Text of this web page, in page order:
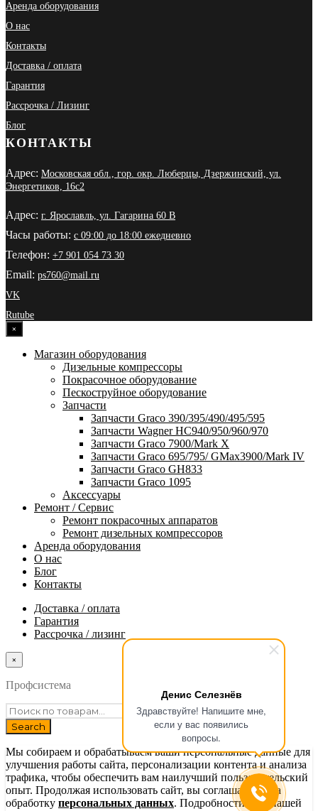
Денис Селезнёв
Здравствуйте! Напишите мне,
если у вас появились
вопросы.
Аренда оборудования
О нас
Контакты
Доставка / оплата
Гарантия
Рассрочка / Лизинг
Блог
КОНТАКТЫ
Адрес: Московская обл., гор. окр. Люберцы, Дзержинский, ул.
Энергетиков, 16с2
Адрес: г. Ярославль, ул. Гагарина 60 В
Часы работы: с 09:00 до 18:00 ежедневно
Телефон: +7 901 054 73 30
Email: ps760@mail.ru
VK
Rutube
×
Магазин оборудования
Дизельные компрессоры
Покрасочное оборудование
Пескоструйное оборудование
Запчасти
Запчасти Graco 390/395/490/495/595
Запчасти Wagner HC940/950/960/970
Запчасти Graco 7900/Mark X
Запчасти Graco 695/795/ GMax3900/Mark IV
Запчасти Graco GH833
Запчасти Graco 1095
Аксессуары
Ремонт / Сервис
Ремонт покрасочных аппаратов
Ремонт дизельных компрессоров
Аренда оборудования
О нас
Блог
Контакты
Доставка / оплата
Гарантия
Рассрочка / лизинг
×
Профсистема
Мы собираем и обрабатываем ваши персональные данные для
улучшения работы сайта, персонализации контента и анализа
трафика, чтобы обеспечить вам наилучший пользовательский
опыт. Продолжая использовать сайт, вы соглашаетесь на
обработку персональных данных. Подробности — в нашей